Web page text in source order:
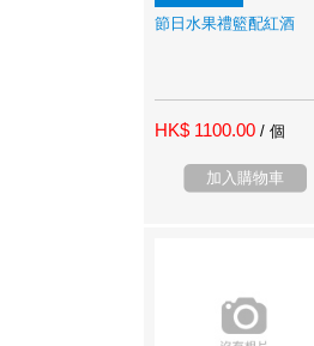
節日水果禮籃配紅酒
HK$ 1100.00 / 個
加入購物車